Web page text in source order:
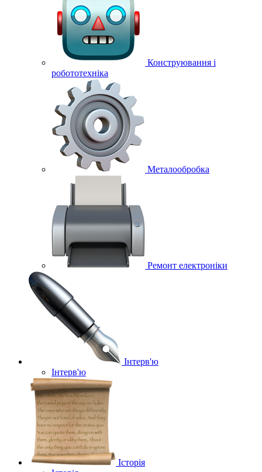
Конструювання і
робототехніка
Металообробка
Ремонт електроніки
Інтерв'ю
Інтерв'ю
Історія